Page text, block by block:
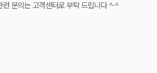
련 문의는 고객센터로 부탁 드립니다 ^-^